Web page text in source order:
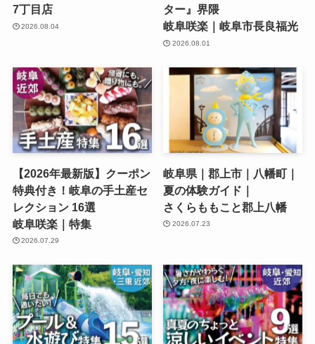
7丁目店
2026.08.04
ター』界隈
岐阜咲楽｜岐阜市長良福光
2026.08.01
【2026年最新版】クーポン
特典付き！岐阜の手土産セ
レクション 16選
岐阜咲楽｜特集
2026.07.29
岐阜県｜郡上市｜八幡町｜
夏の体験ガイド｜
さくらももこと郡上八幡
2026.07.23